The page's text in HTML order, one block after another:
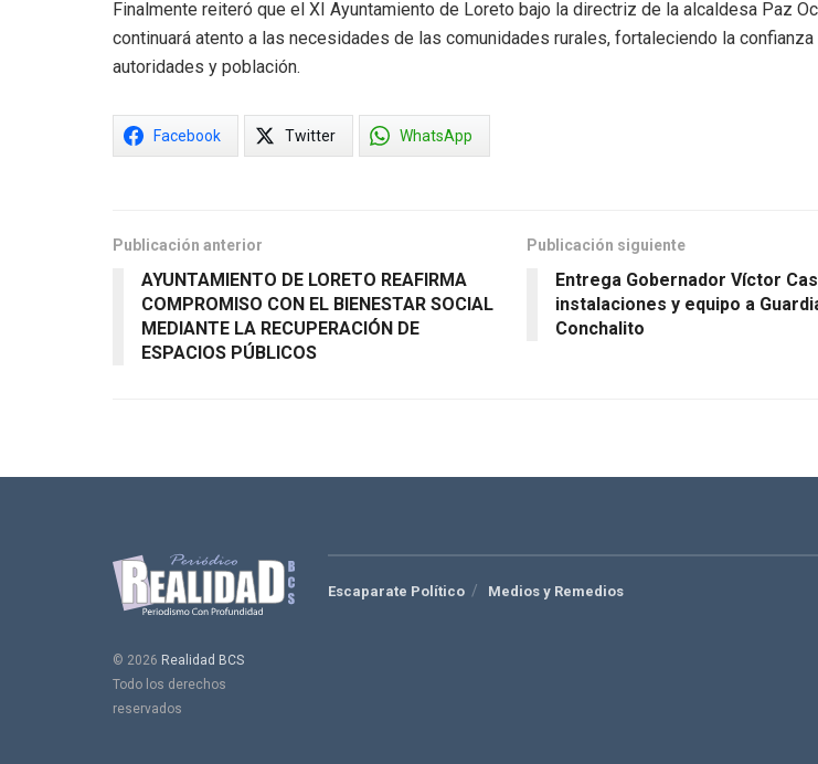
Finalmente reiteró que el XI Ayuntamiento de Loreto bajo la directriz de la alcaldesa Paz
continuará atento a las necesidades de las comunidades rurales, fortaleciendo la confianza
autoridades y población.
Facebook Twitter WhatsApp
Publicación anterior
AYUNTAMIENTO DE LORETO REAFIRMA
COMPROMISO CON EL BIENESTAR SOCIAL
MEDIANTE LA RECUPERACIÓN DE
ESPACIOS PÚBLICOS
Publicación siguiente
Entrega Gobernador Víctor
instalaciones y equipo a
Conchalito
© 2026 Realidad BCS
Todo los derechos
reservados
Escaparate Político Medios y Remedios